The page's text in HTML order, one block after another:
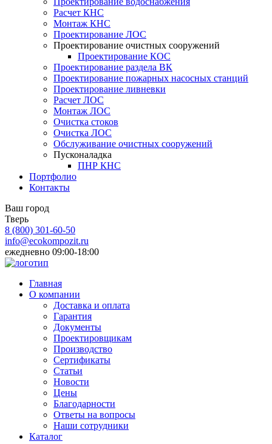
Расчет КНС
Монтаж КНС
Проектирование ЛОС
Проектирование очистных сооружений
Проектирование КОС
Проектирование раздела ВК
Проектирование пожарных насосных станций
Проектирование ливневки
Расчет ЛОС
Монтаж ЛОС
Очистка стоков
Очистка ЛОС
Обслуживание очистных сооружений
Пусконаладка
ПНР КНС
Портфолио
Контакты
Ваш город
Тверь
8 (800) 301-60-50
info@ecokompozit.ru
ежедневно 09:00-18:00
Главная
О компании
Доставка и оплата
Гарантия
Документы
Проектировщикам
Производство
Сертификаты
Статьи
Новости
Цены
Благодарности
Ответы на вопросы
Наши сотрудники
Каталог